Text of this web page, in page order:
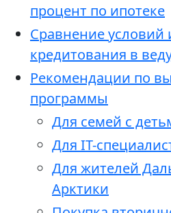
процент по ипотеке
Сравнение условий
кредитования в
Рекомендации по
программы
Для семей с
Для IT-
Для жителей
Арктики